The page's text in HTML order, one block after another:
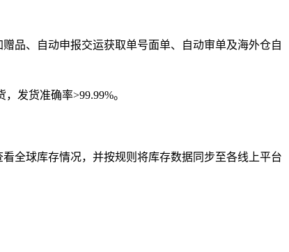
品、自动申报交运获取单号面单、自动审单及海外仓自
发货准确率>99.99%。
全球库存情况，并按规则将库存数据同步至各线上平台